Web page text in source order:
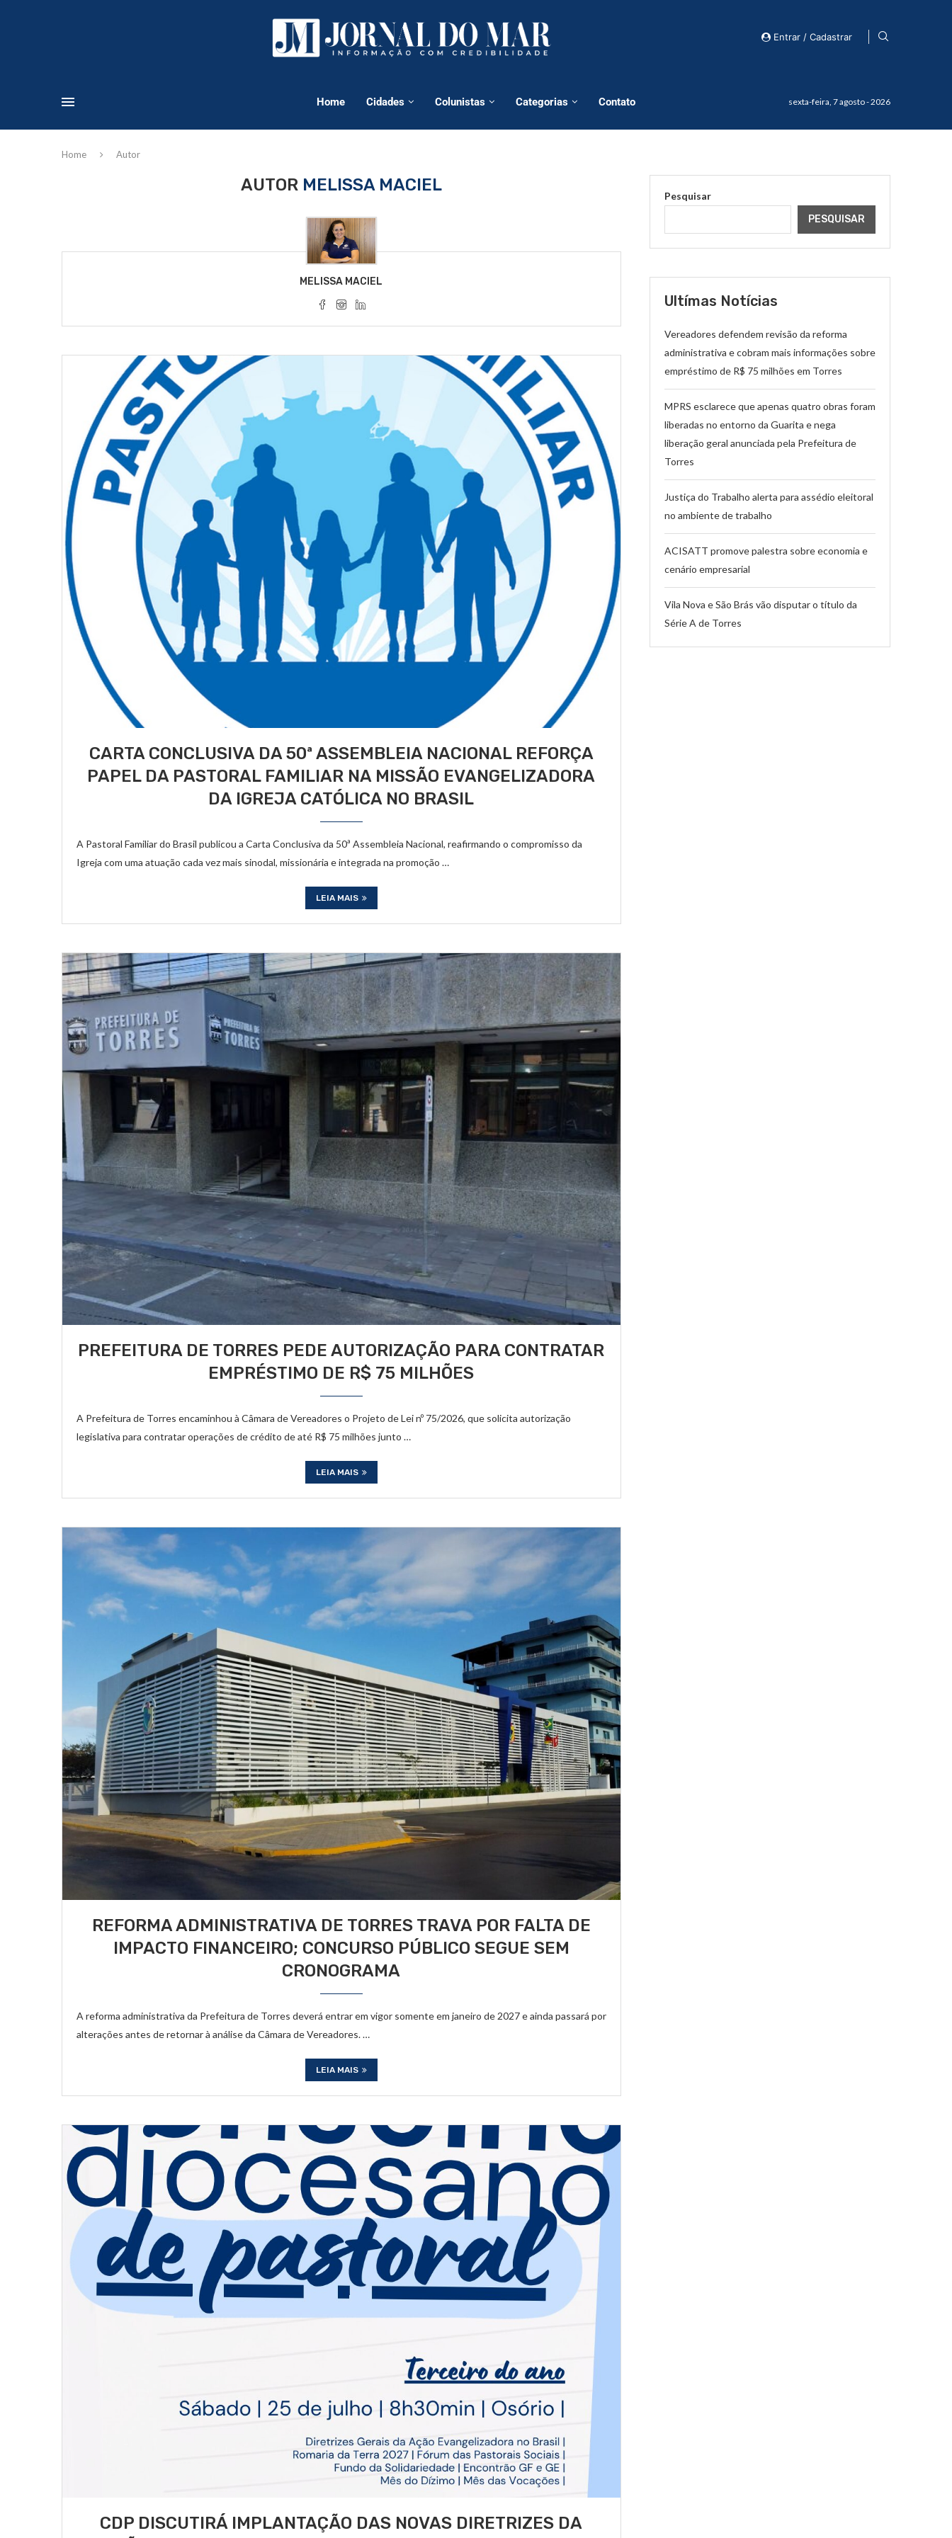
Entrar / Cadastrar
Home Cidades Colunistas Categorias Contato sexta-feira, 7 agosto - 2026
Home Autor
AUTOR MELISSA MACIEL
MELISSA MACIEL
CARTA CONCLUSIVA DA 50ª ASSEMBLEIA NACIONAL REFORÇA
PAPEL DA PASTORAL FAMILIAR NA MISSÃO EVANGELIZADORA
DA IGREJA CATÓLICA NO BRASIL
A Pastoral Familiar do Brasil publicou a Carta Conclusiva da 50ª Assembleia Nacional, reafirmando o compromisso da
Igreja com uma atuação cada vez mais sinodal, missionária e integrada na promoção …
LEIA MAIS
PREFEITURA DE TORRES PEDE AUTORIZAÇÃO PARA CONTRATAR
EMPRÉSTIMO DE R$ 75 MILHÕES
A Prefeitura de Torres encaminhou à Câmara de Vereadores o Projeto de Lei nº 75/2026, que solicita autorização
legislativa para contratar operações de crédito de até R$ 75 milhões junto …
LEIA MAIS
REFORMA ADMINISTRATIVA DE TORRES TRAVA POR FALTA DE
IMPACTO FINANCEIRO; CONCURSO PÚBLICO SEGUE SEM
CRONOGRAMA
A reforma administrativa da Prefeitura de Torres deverá entrar em vigor somente em janeiro de 2027 e ainda passará por
alterações antes de retornar à análise da Câmara de Vereadores. …
LEIA MAIS
CDP DISCUTIRÁ IMPLANTAÇÃO DAS NOVAS DIRETRIZES DA
Pesquisar
PESQUISAR
Ultímas Notícias
Vereadores defendem revisão da reforma
administrativa e cobram mais informações sobre
empréstimo de R$ 75 milhões em Torres
MPRS esclarece que apenas quatro obras foram
liberadas no entorno da Guarita e nega
liberação geral anunciada pela Prefeitura de
Torres
Justiça do Trabalho alerta para assédio eleitoral
no ambiente de trabalho
ACISATT promove palestra sobre economia e
cenário empresarial
Vila Nova e São Brás vão disputar o título da
Série A de Torres